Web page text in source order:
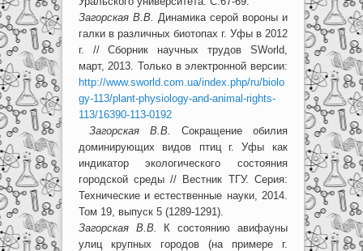
Загорская В.В.
Динамика серой вороны и
галки в различных биотопах г. Уфы в 2012
г. // Сборник научных трудов SWorld,
март, 2013. Только в электронной версии:
http://www.sworld.com.ua/index.php/ru/biolo
gy-113/plant-physiology-and-animal-rights-
113/16390-113-0192
Загорская В.В.
Сокращение обилия
доминирующих видов птиц г. Уфы как
индикатор экологического состояния
городской среды // Вестник ТГУ. Серия:
Технические и естественные науки, 2014.
Том 19, выпуск 5 (1289-1291).
Загорская В.В.
К состоянию авифауны
улиц крупных городов (на примере г.